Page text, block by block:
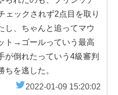
ェックされず2点目を取り
し、ちゃんと追ってマウ
ト→ゴールっていう最高
が倒れたっていう4級審判
を逃した。
2022-01-09 15:20:02